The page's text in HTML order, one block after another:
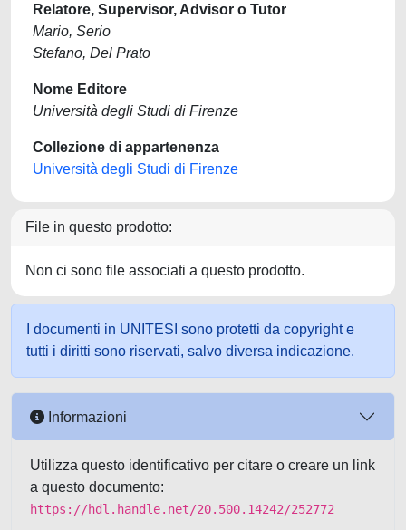
Relatore, Supervisor, Advisor o Tutor
Mario, Serio
Stefano, Del Prato
Nome Editore
Università degli Studi di Firenze
Collezione di appartenenza
Università degli Studi di Firenze
File in questo prodotto:
Non ci sono file associati a questo prodotto.
I documenti in UNITESI sono protetti da copyright e
tutti i diritti sono riservati, salvo diversa indicazione.
Informazioni
Utilizza questo identificativo per citare o creare un link
a questo documento:
https://hdl.handle.net/20.500.14242/252772